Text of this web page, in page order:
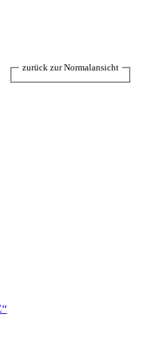
zurück zur Normalansicht